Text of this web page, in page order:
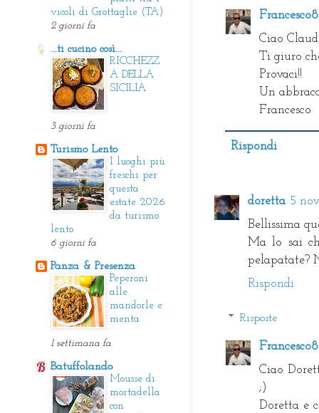
Ciao
Ti giuro
Provaci!!
Un
Francesco
Rispondi
doretta 5
Bellissima
Ma lo sai
pelapatate?
Rispondi
Risposte
Ciao
;)
Doretta e
vicoli di Grottaglie (TA)
2 giorni fa
...ti cucino così...
RICCHEZZ
A DELLA
SICILIA
3 giorni fa
Turismo Lento
I luoghi più
freschi per
questa
estate 2026
da turismo
lento
6 giorni fa
Panza & Presenza
Peperoni
alle
mandorle e
menta
1 settimana fa
Batuffolando
Mousse di
mortadella
con